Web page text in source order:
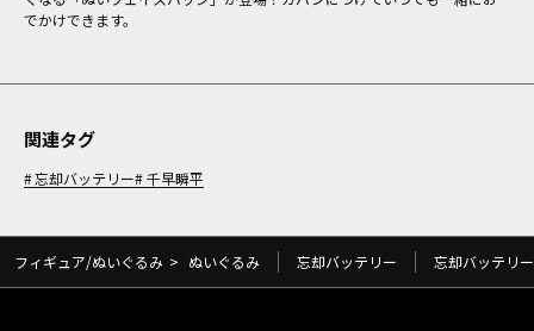
でかけできます。
関連タグ
忘却バッテリー 千早瞬平
フィギュア/ぬいぐるみ > ぬいぐるみ 忘却バッテリー 忘却バッテリー